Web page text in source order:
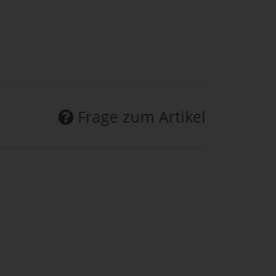
Frage zum Artikel